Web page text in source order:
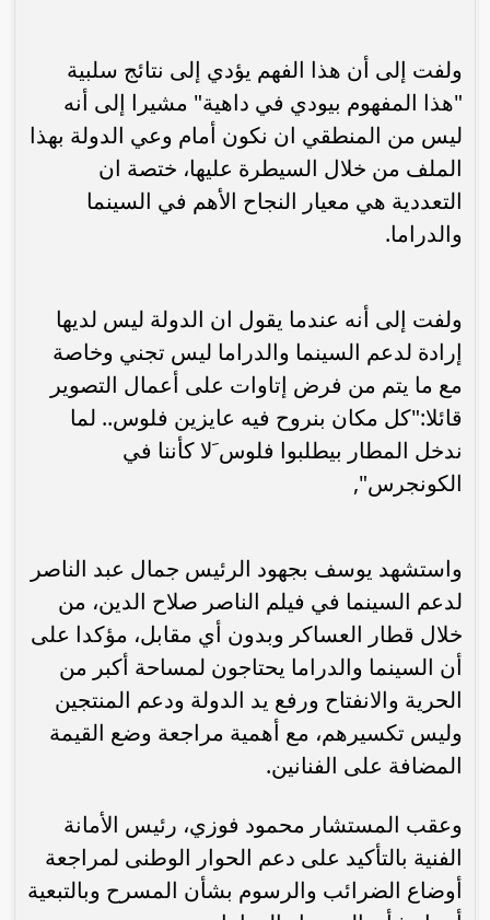
ولفت إلى أن هذا الفهم يؤدي إلى نتائج سلبية
"هذا المفهوم بيودي في داهية" مشيرا إلى أنه
ليس من المنطقي ان نكون أمام وعي الدولة بهذا
الملف من خلال السيطرة عليها، ختصة ان
التعددية هي معيار النجاح الأهم في السينما
والدراما.
ولفت إلى أنه عندما يقول ان الدولة ليس لديها
إرادة لدعم السينما والدراما ليس تجني وخاصة
مع ما يتم من فرض إتاوات على أعمال التصوير
قائلا:"كل مكان بنروح فيه عايزين فلوس.. لما
ندخل المطار بيطلبوا فلوس َلا كأننا في
الكونجرس",
واستشهد يوسف بجهود الرئيس جمال عبد الناصر
لدعم السينما في فيلم الناصر صلاح الدين، من
خلال قطار العساكر وبدون أي مقابل، مؤكدا على
أن السينما والدراما يحتاجون لمساحة أكبر من
الحرية والانفتاح ورفع يد الدولة ودعم المنتجين
وليس تكسيرهم، مع أهمية مراجعة وضع القيمة
المضافة على الفنانين.
وعقب المستشار محمود فوزي، رئيس الأمانة
الفنية بالتأكيد على دعم الحوار الوطنى لمراجعة
أوضاع الضرائب والرسوم بشأن المسرح وبالتبعية